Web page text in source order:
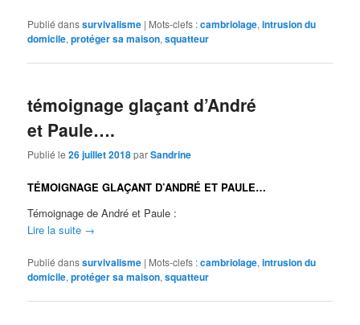
Publié danssurvivalisme | Mots-clefs :cambriolage,intrusion du
domicile,protéger sa maison,squatteur
témoignage glaçant d’André
et Paule….
Publié le26 juillet 2018parSandrine
TÉMOIGNAGE GLAÇANT D’ANDRÉ ET PAULE…
Témoignage de André et Paule :
Lire la suite →
Publié danssurvivalisme | Mots-clefs :cambriolage,intrusion du
domicile,protéger sa maison,squatteur